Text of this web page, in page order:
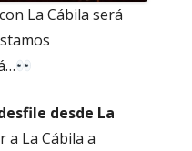
La Cábila será
desde La
a La Cábila a